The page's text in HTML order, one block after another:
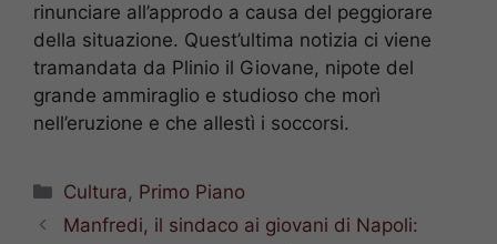
rinunciare all’approdo a causa del peggiorare
della situazione. Quest’ultima notizia ci viene
tramandata da Plinio il Giovane, nipote del
grande ammiraglio e studioso che morì
nell’eruzione e che allestì i soccorsi.
Categorie
Cultura, Primo Piano
Manfredi, il sindaco ai giovani di Napoli: